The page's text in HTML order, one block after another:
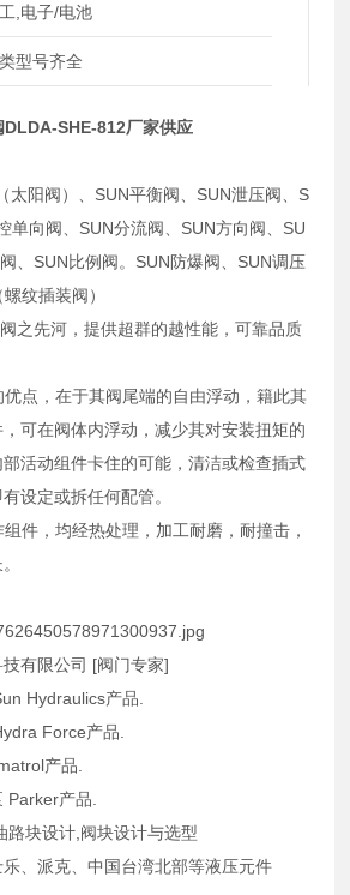
,电子/电池
型号齐全
DLDA-SHE-812厂家供应
太阳阀）、SUN平衡阀、SUN泄压阀、S
单向阀、SUN分流阀、SUN方向阀、SU
、SUN比例阀。SUN防爆阀、SUN调压
纹插装阀）
之先河，提供超群的越性能，可靠品质
点，在于其阀尾端的自由浮动，籍此其
可在阀体内浮动，减少其对安装扭矩的
活动组件卡住的可能，清洁或检查插式
设定或拆任何配管。
件，均经热处理，加工耐磨，耐撞击，
技有限公司 [阀门专家]
Hydraulics产品.
Force产品.
产品.
Parker产品.
路块设计,阀块设计与选型
、派克、中国台湾北部等液压元件